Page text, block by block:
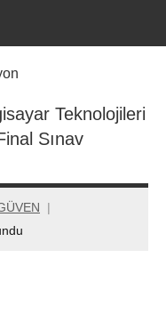
Teknolojileri
Sınav